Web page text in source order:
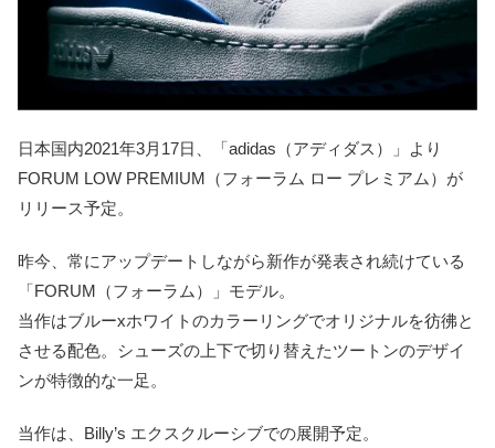
日本国内2021年3月17日、「adidas（アディダス）」より
FORUM LOW PREMIUM（フォーラム ロー プレミアム）が
リリース予定。
昨今、常にアップデートしながら新作が発表され続けている
「FORUM（フォーラム）」モデル。
当作はブルーxホワイトのカラーリングでオリジナルを彷彿と
させる配色。シューズの上下で切り替えたツートンのデザイ
ンが特徴的な一足。
当作は、Billy’s エクスクルーシブでの展開予定。